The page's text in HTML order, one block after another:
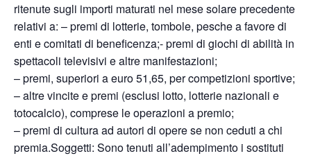
ritenute sugli importi maturati nel mese solare precedente
relativi a: – premi di lotterie, tombole, pesche a favore di
enti e comitati di beneficenza;- premi di giochi di abilità in
spettacoli televisivi e altre manifestazioni;
– premi, superiori a euro 51,65, per competizioni sportive;
– altre vincite e premi (esclusi lotto, lotterie nazionali e
totocalcio), comprese le operazioni a premio;
– premi di cultura ad autori di opere se non ceduti a chi
premia.Soggetti: Sono tenuti all’adempimento i sostituti